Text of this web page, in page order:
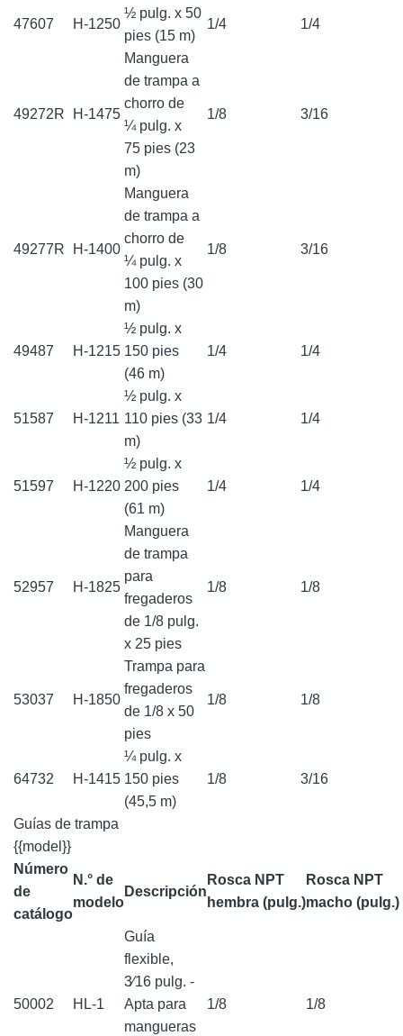
47607 H-1250
½ pulg. x 50
pies (15 m)
1/4 1/4
49272R H-1475
Manguera
de trampa a
chorro de
¼ pulg. x
75 pies (23
m)
1/8 3/16
49277R H-1400
Manguera
de trampa a
chorro de
¼ pulg. x
100 pies (30
m)
1/8 3/16
49487 H-1215
½ pulg. x
150 pies
(46 m)
1/4 1/4
51587 H-1211
½ pulg. x
110 pies (33
m)
1/4 1/4
51597 H-1220
½ pulg. x
200 pies
(61 m)
1/4 1/4
52957 H-1825
Manguera
de trampa
para
fregaderos
de 1/8 pulg.
x 25 pies
1/8 1/8
53037 H-1850
Trampa para
fregaderos
de 1/8 x 50
pies
1/8 1/8
64732 H-1415
¼ pulg. x
150 pies
(45,5 m)
1/8 3/16
Guías de trampa
{{model}}
Número
de
catálogo
N.° de
modelo
Descripción
Rosca NPT
hembra (pulg.)
Rosca NPT
macho (pulg.)
50002 HL-1
Guía
f lexible,
3⁄16 pulg. -
Apta para
mangueras
1/8 1/8